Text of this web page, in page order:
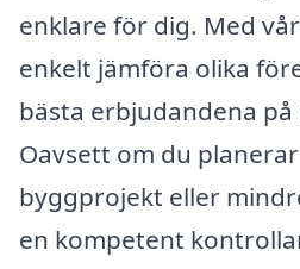
enklare för dig. Med
enkelt jämföra olika
bästa erbjudandena
Oavsett om du
byggprojekt eller
en kompetent